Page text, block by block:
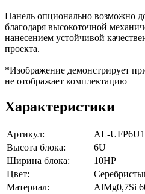
Панель опционально возможно
благодаря высокоточной
нанесением устойчивой
проекта.
*Изображение демонстрирует
не отображает комплектацию
Характеристики
Артикул:
AL-
Высота блока:
6U
Ширина блока:
10HP
Цвет:
Материал:
AlMg0,7Si